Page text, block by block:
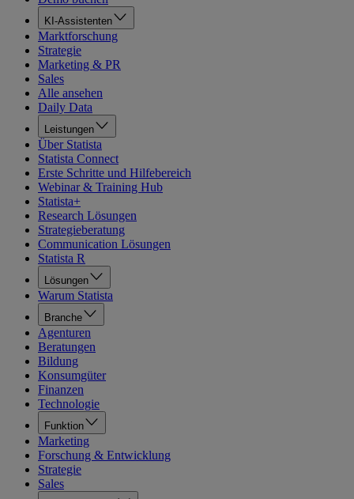
KI-Assistenten
Marktforschung
Strategie
Marketing & PR
Sales
Alle ansehen
Daily Data
Leistungen
Über Statista
Statista Connect
Erste Schritte und Hilfebereich
Webinar & Training Hub
Statista+
Research Lösungen
Strategieberatung
Communication Lösungen
Statista R
Lösungen
Warum Statista
Branche
Agenturen
Beratungen
Bildung
Konsumgüter
Finanzen
Technologie
Funktion
Marketing
Forschung & Entwicklung
Strategie
Sales